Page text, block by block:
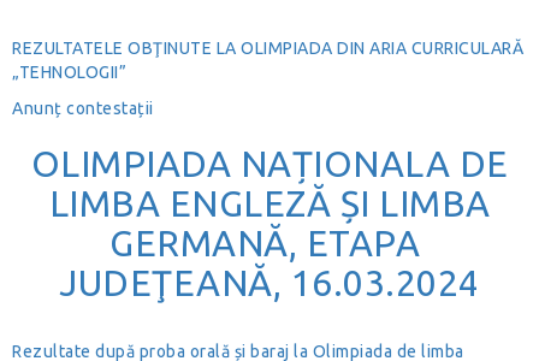
REZULTATELE OBŢINUTE LA OLIMPIADA DIN ARIA CURRICULARĂ
„TEHNOLOGII”
Anunț contestații
OLIMPIADA NAȚIONALA DE
LIMBA ENGLEZĂ ȘI LIMBA
GERMANĂ, ETAPA
JUDEŢEANĂ, 16.03.2024
Rezultate după proba orală și baraj la Olimpiada de limba